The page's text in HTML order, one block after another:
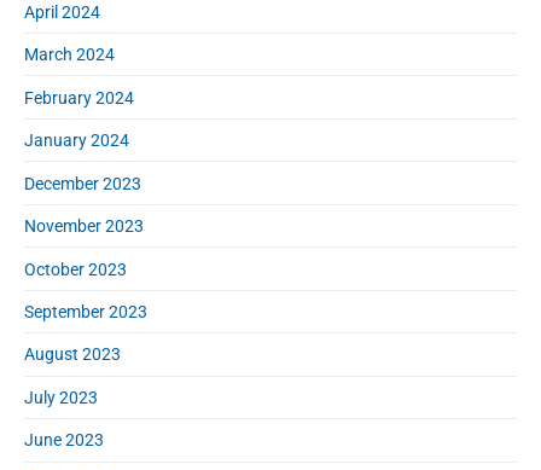
April 2024
March 2024
February 2024
January 2024
December 2023
November 2023
October 2023
September 2023
August 2023
July 2023
June 2023